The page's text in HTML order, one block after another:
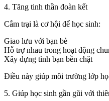
4. Tăng tinh thần đoàn kết
Cắm trại là cơ hội để học sinh:
Giao lưu với bạn bè
Hỗ trợ nhau trong hoạt động
Xây dựng tình bạn bền chặt
Điều này giúp môi trường lớp
5. Giúp học sinh gần gũi với